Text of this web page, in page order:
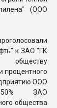
(ООО
к ЗАО "ГК
обществу
процентного
ООО
50% ЗАО
общества